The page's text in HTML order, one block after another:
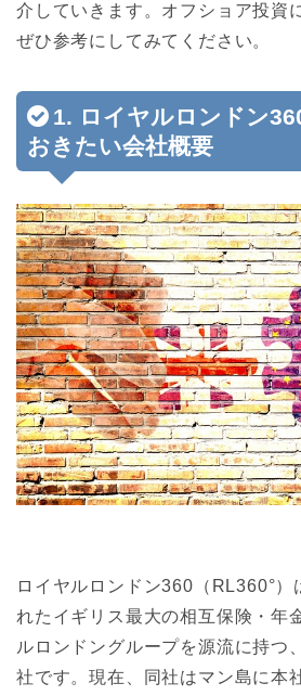
介していきます。オフショア投資
ぜひ参考にしてみてください。
1. ロイヤルロンドン
おきたい会社概要
ロイヤルロンドン360（RL360°）
れたイギリス最大の相互保険・年
ルロンドングループを源流に持つ
社です。現在、同社はマン島に本